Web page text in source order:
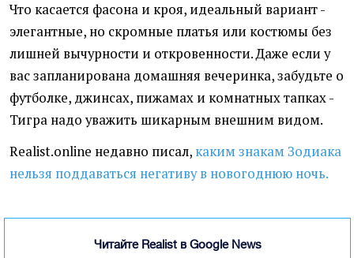
Что касается фасона и кроя, идеальный вариант -
элегантные, но скромные платья или костюмы без
лишней вычурности и откровенности. Даже если у
вас запланирована домашняя вечеринка, забудьте о
футболке, джинсах, пижамах и комнатных тапках -
Тигра надо уважить шикарным внешним видом.
Realist.online недавно писал, каким знакам Зодиака
нельзя поддаваться негативу в новогоднюю ночь.
Читайте Realist в Google News